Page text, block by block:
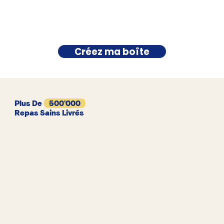
Créez ma boîte
Plus De 500'000
Repas Sains Livrés